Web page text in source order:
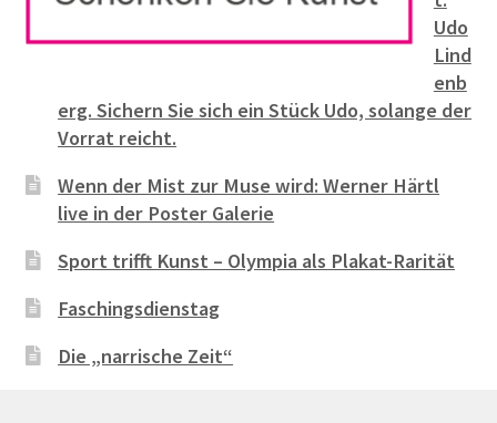
Udo
Lind
enb
erg. Sichern Sie sich ein Stück Udo, solange der
Vorrat reicht.
Wenn der Mist zur Muse wird: Werner Härtl
live in der Poster Galerie
Sport trifft Kunst – Olympia als Plakat-Rarität
Faschingsdienstag
Die „narrische Zeit“